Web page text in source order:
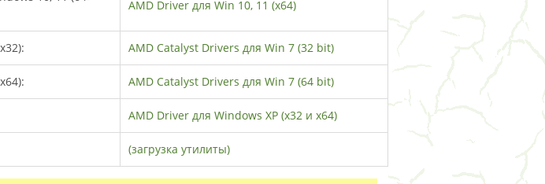
AMD Driver для Win 10, 11 (x64)
AMD Catalyst Drivers для Win 7 (32 bit)
AMD Catalyst Drivers для Win 7 (64 bit)
AMD Driver для Windows XP (x32 и x64)
(загрузка утилиты)